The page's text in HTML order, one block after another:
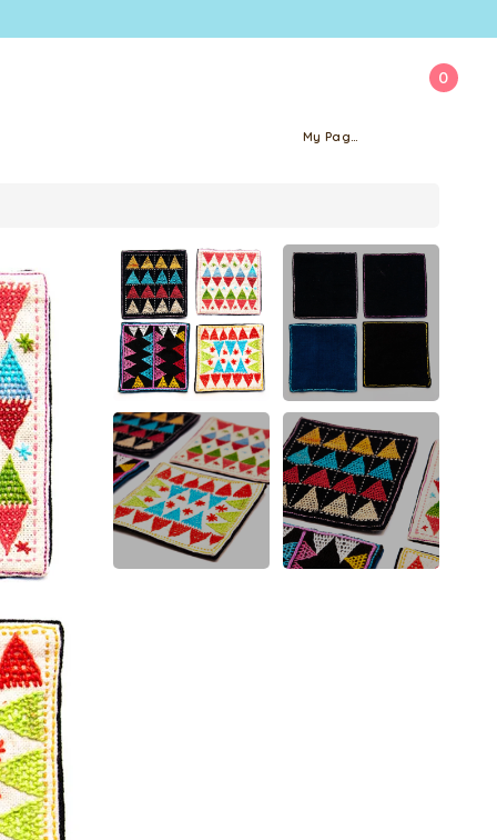
0
My Page